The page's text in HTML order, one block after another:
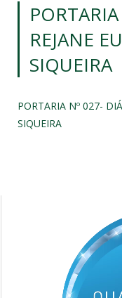
REJANE
SIQUEIRA
PORTARIA Nº 027-
SIQUEIRA